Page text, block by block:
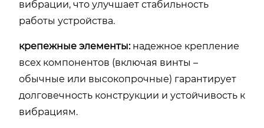
вибрации, что улучшает стабильность
работы устройства.
крепежные элементы:надежное крепление
всех компонентов (включая винты –
обычные или высокопрочные) гарантирует
долговечность конструкции и устойчивость к
вибрациям.